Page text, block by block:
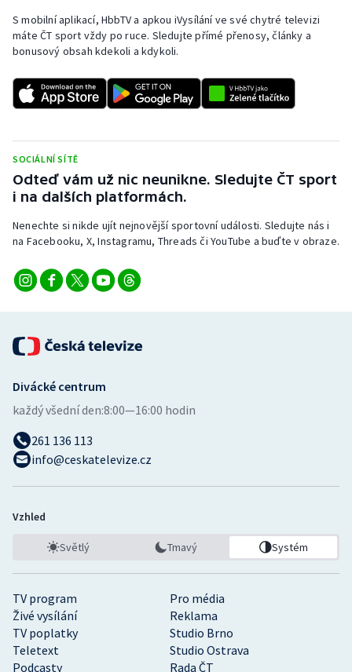
S mobilní aplikací, HbbTV a apkou iVysílání ve své chytré televizi
máte ČT sport vždy po ruce. Sledujte přímé přenosy, články a
bonusový obsah kdekoli a kdykoli.
SOCIÁLNÍ SÍTĚ
Odteď vám už nic neunikne. Sledujte ČT sport
i na dalších platformách.
Nenechte si nikde ujít nejnovější sportovní události. Sledujte nás i
na Facebooku, X, Instagramu, Threads či YouTube a buďte v obraze.
TV program
Pro média
Živé vysílání
Reklama
TV poplatky
Studio Brno
Teletext
Studio Ostrava
Podcasty
Rada ČT
Divácké centrum
každý všední den:8:00—16:00 hodin
261 136 113
info@ceskatelevize.cz
Vzhled
Světlý Tmavý Systém